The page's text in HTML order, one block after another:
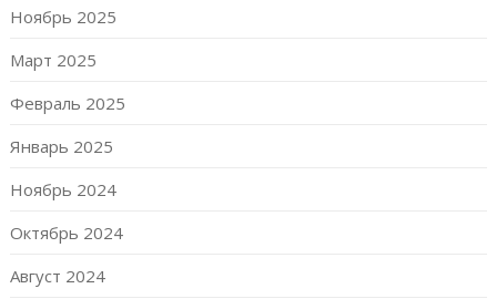
Ноябрь 2025
Март 2025
Февраль 2025
Январь 2025
Ноябрь 2024
Октябрь 2024
Август 2024